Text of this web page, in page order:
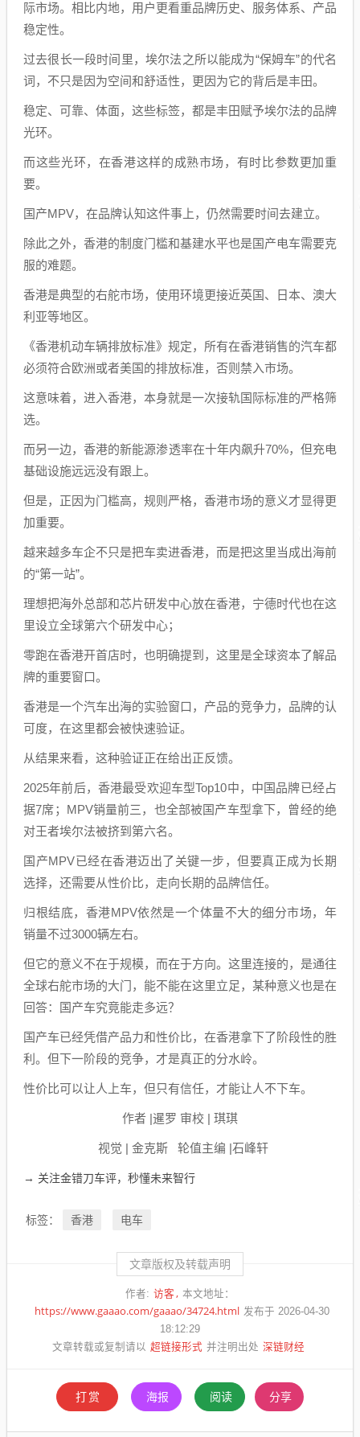
际市场。相比内地，用户更看重品牌历史、服务体系、产品
稳定性。
过去很长一段时间里，埃尔法之所以能成为“保姆车”的代名
词，不只是因为空间和舒适性，更因为它的背后是丰田。
稳定、可靠、体面，这些标签，都是丰田赋予埃尔法的品牌
光环。
而这些光环，在香港这样的成熟市场，有时比参数更加重
要。
国产MPV，在品牌认知这件事上，仍然需要时间去建立。
除此之外，香港的制度门槛和基建水平也是国产电车需要克
服的难题。
香港是典型的右舵市场，使用环境更接近英国、日本、澳大
利亚等地区。
《香港机动车辆排放标准》规定，所有在香港销售的汽车都
必须符合欧洲或者美国的排放标准，否则禁入市场。
这意味着，进入香港，本身就是一次接轨国际标准的严格筛
选。
而另一边，香港的新能源渗透率在十年内飙升70%，但充电
基础设施远远没有跟上。
但是，正因为门槛高，规则严格，香港市场的意义才显得更
加重要。
越来越多车企不只是把车卖进香港，而是把这里当成出海前
的“第一站”。
理想把海外总部和芯片研发中心放在香港，宁德时代也在这
里设立全球第六个研发中心；
零跑在香港开首店时，也明确提到，这里是全球资本了解品
牌的重要窗口。
香港是一个汽车出海的实验窗口，产品的竞争力，品牌的认
可度，在这里都会被快速验证。
从结果来看，这种验证正在给出正反馈。
2025年前后，香港最受欢迎车型Top10中，中国品牌已经占
据7席；MPV销量前三，也全部被国产车型拿下，曾经的绝
对王者埃尔法被挤到第六名。
国产MPV已经在香港迈出了关键一步，但要真正成为长期
选择，还需要从性价比，走向长期的品牌信任。
归根结底，香港MPV依然是一个体量不大的细分市场，年
销量不过3000辆左右。
但它的意义不在于规模，而在于方向。这里连接的，是通往
全球右舵市场的大门，能不能在这里立足，某种意义也是在
回答：国产车究竟能走多远？
国产车已经凭借产品力和性价比，在香港拿下了阶段性的胜
利。但下一阶段的竞争，才是真正的分水岭。
性价比可以让人上车，但只有信任，才能让人不下车。
作者 |暹罗 审校 | 琪琪
视觉 | 金克斯 轮值主编 |石峰轩
→ 关注金错刀车评，秒懂未来智行
标签： 香港 电车
文章版权及转载声明
作者: 访客 本文地址：
https://www.gaaao.com/gaaao/34724.html 发布于 2026-04-30
18:12:29
文章转载或复制请以 超链接形式 并注明出处 深链财经
打赏 海报 阅读 分享